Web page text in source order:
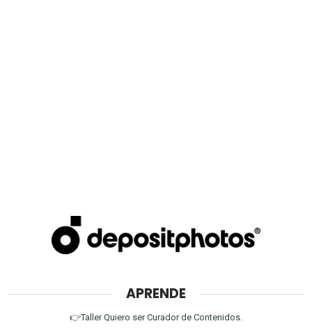
APRENDE
👉Taller Quiero ser Curador de Contenidos.